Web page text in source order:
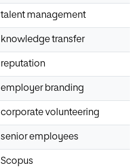
talent management
knowledge transfer
reputation
employer branding
corporate volunteering
senior employees
Scopus